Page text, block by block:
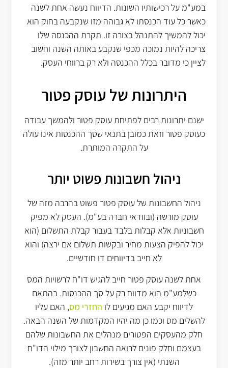
במע"מ על רכישותיו השונות. הדיווח נעשה אחת לשנה
כאשר כל עוד הכנסתו לא גבוהה מזו שנקבעה בחוק הוא
יכול להמשיך להתנהל בצורה זו. תקרת ההכנסה שלו
צריכה להיות נמוכה מכפי שנקבע באותה השנה וחשוב
לציין כי מדובר בכלל ההכנסה ולא רק ברווחי העסק.
היתרונות של עוסק פטור
ישנם יתרונות רבים לפתיחת עוסק פטור ולהמשך עבודה
כעוסק פטור וזאת כמובן בתנאי שסך ההכנסות אינו עולה
על התקרה המותרת.
ניהול חשבונות פשוט יותר
ניהול החשבונות של עוסק פטור פשוט בהרבה מזה של
עוסק מורשה (ובוודאי חברה בע"מ). העסק לא מפיק
חשבוניות אלא קבלות בלבד בעבור קבלת התשלום (הוא
יכול להפיק הצעות מחיר ובקשות תשלום אם ירצה) והוא
לא חייב בדיווחים דו חודשיים.
אחת לשנה עוסק פטור חייב להגיש דו"ח לרשויות המס
כשלמע"מ הוא מדווח רק על סך ההכנסות. בהתאם
לדיווח יקבע האם מגיעים לו החזרי מס, האם עליו
להשלים מס וכמו כן מה יהיו המקדמות של השנה הבאה.
חלק מהעסקים הפטורים מנהלים את החשבונות שלהם
בעצמם וחלק פונים לרואה החשבון לצורך מילוי הדו"ח
השנתי (אין צורך בשירות רחב יותר מזה).